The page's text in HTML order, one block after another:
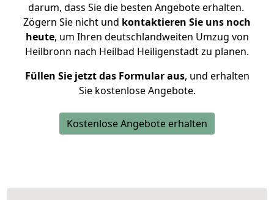
darum, dass Sie die besten Angebote erhalten.
Zögern Sie nicht und kontaktieren Sie uns noch
heute, um Ihren deutschlandweiten Umzug von
Heilbronn nach Heilbad Heiligenstadt zu planen.
Füllen Sie jetzt das Formular aus, und erhalten
Sie kostenlose Angebote.
Kostenlose Angebote erhalten